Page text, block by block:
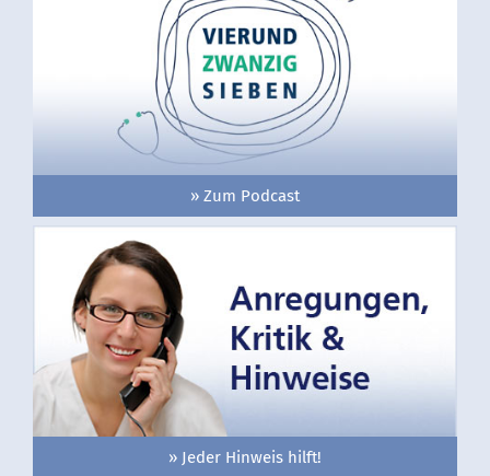
» Zum Podcast
» Jeder Hinweis hilft!